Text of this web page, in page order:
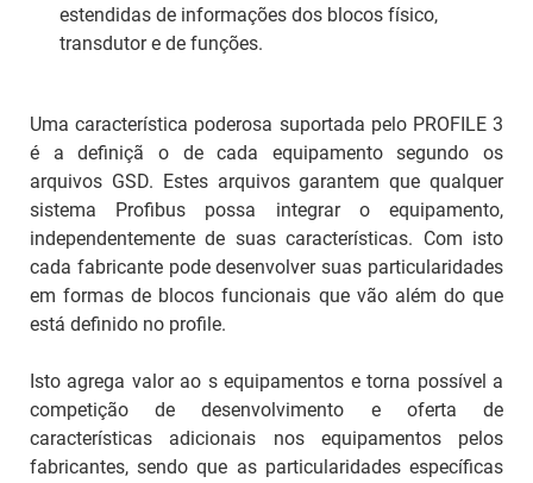
estendidas de informações dos blocos físico,
transdutor e de funções.
Uma característica poderosa suportada pelo PROFILE 3
é a definiçã o de cada equipamento segundo os
arquivos GSD. Estes arquivos garantem que qualquer
sistema Profibus possa integrar o equipamento,
independentemente de suas características. Com isto
cada fabricante pode desenvolver suas particularidades
em formas de blocos funcionais que vão além do que
está definido no profile.
Isto agrega valor ao s equipamentos e torna possível a
competição de desenvolvimento e oferta de
características adicionais nos equipamentos pelos
fabricantes, sendo que as particularidades específicas